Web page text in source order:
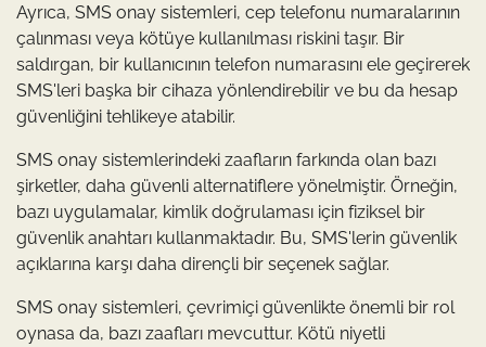
Ayrıca, SMS onay sistemleri, cep telefonu numaralarının
çalınması veya kötüye kullanılması riskini taşır. Bir
saldırgan, bir kullanıcının telefon numarasını ele geçirerek
SMS'leri başka bir cihaza yönlendirebilir ve bu da hesap
güvenliğini tehlikeye atabilir.
SMS onay sistemlerindeki zaafların farkında olan bazı
şirketler, daha güvenli alternatiflere yönelmiştir. Örneğin,
bazı uygulamalar, kimlik doğrulaması için fiziksel bir
güvenlik anahtarı kullanmaktadır. Bu, SMS'lerin güvenlik
açıklarına karşı daha dirençli bir seçenek sağlar.
SMS onay sistemleri, çevrimiçi güvenlikte önemli bir rol
oynasa da, bazı zaafları mevcuttur. Kötü niyetli